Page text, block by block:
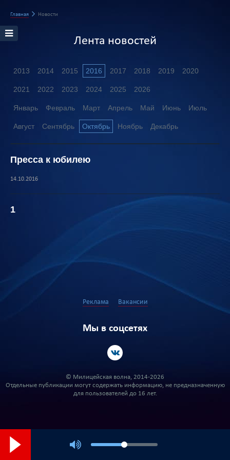
Главная Новости
Лента новостей
2013 2014 2015 2016 2017 2018 2019 2020
2021 2022 2023 2024 2025 2026
Январь Февраль Март Апрель Май Июнь Июль
Август Сентябрь Октябрь Ноябрь Декабрь
Пресса к юбилею
14.10.2016
1
Реклама Вакансии
Мы в соцсетях
© Милицейская волна, 2014-2026
Отдельные публикации могут содержать информацию, не предназначенную
для пользователей до 16 лет.